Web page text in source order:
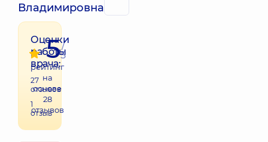
Владимировна
Оценки
работы
врача:
27
отзывов
1
отзыв
5/
5
рейтинг
на
основе
28
отзывов